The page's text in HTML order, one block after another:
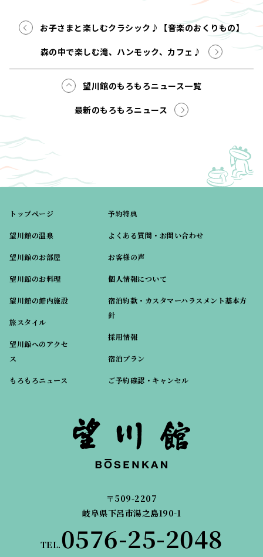
お子さまと楽しむクラシック♪【音楽のおくりもの】
森の中で楽しむ滝、ハンモック、カフェ♪
望川館のもろもろニュース一覧
最新のもろもろニュース
トップページ
望川館の温泉
望川館のお部屋
望川館のお料理
望川館の館内施設
旅スタイル
望川館へのアクセ
ス
もろもろニュース
予約特典
よくある質問・お問い合わせ
お客様の声
個人情報について
宿泊約款・カスタマーハラスメント基本方
針
採用情報
宿泊プラン
ご予約確認・キャンセル
〒509-2207
岐阜県下呂市湯之島190-1
TEL.0576-25-2048